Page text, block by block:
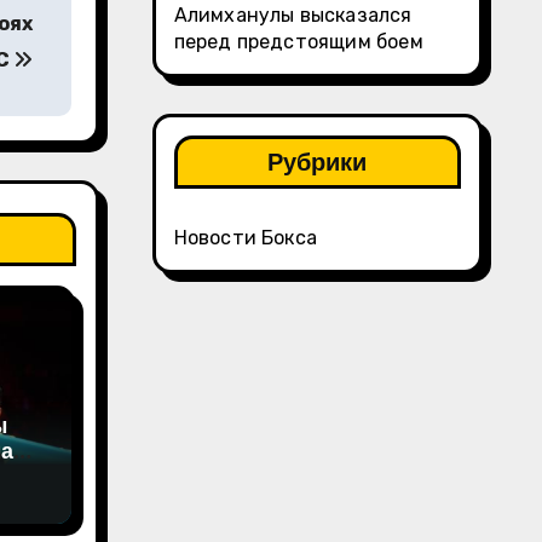
Алимханулы высказался
перед предстоящим боем
Рубрики
Новости Бокса